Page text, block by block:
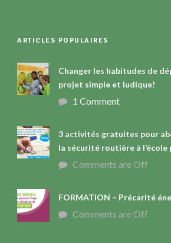
ARTICLES POPULAIRES
Changer les habitudes de
projet simple et ludique!
1 Comment
3 activités gratuites pour
la sécurité routière à
Comments are Off
FORMATION – Précarité
Comments are Off